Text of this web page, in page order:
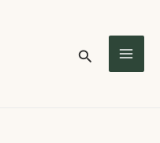
Rechercher